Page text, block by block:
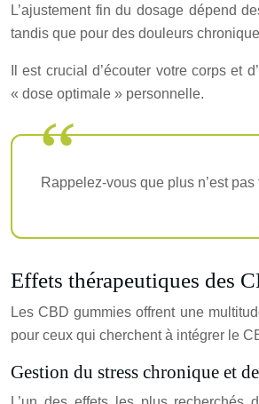
L’ajustement fin du dosage dépend
tandis que pour des douleurs
Il est crucial d’écouter votre corps
« dose optimale » personnelle.
Rappelez-vous que plus n’est
Effets thérapeutiques des
Les CBD gummies offrent une
pour ceux qui cherchent à intégrer le
Gestion du stress chronique et